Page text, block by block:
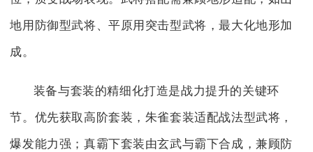
地用防御型武将、平原用突击型武将，最大化地形加
成。
装备与套装的精细化打造是战力提升的关键环
节。优先获取高阶套装，朱雀套装适配战法型武将，
爆发能力强；真霸下套装由玄武与霸下合成，兼顾防